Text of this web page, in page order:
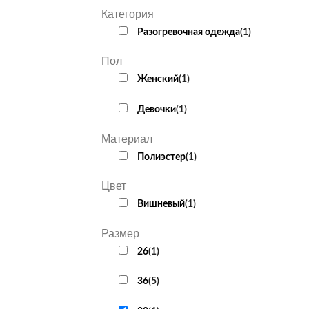
Категория
Разогревочная одежда(1)
Пол
Женский(1)
Девочки(1)
Материал
Полиэстер(1)
Цвет
Вишневый(1)
Размер
26(1)
36(5)